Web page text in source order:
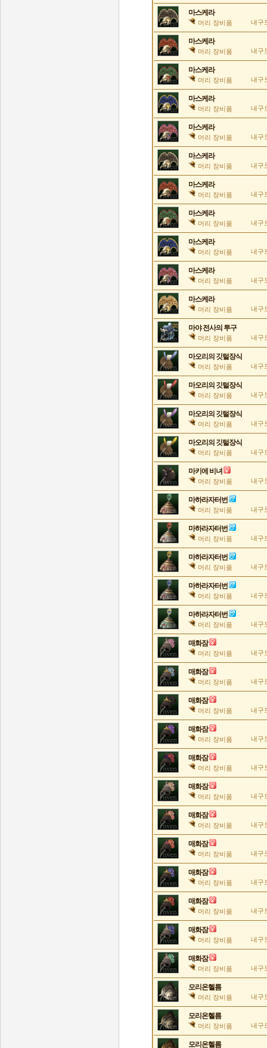
마스케라
머리 장비품 내구
마스케라
머리 장비품 내구
마스케라
머리 장비품 내구
마스케라
머리 장비품 내구
마스케라
머리 장비품 내구
마스케라
머리 장비품 내구
마스케라
머리 장비품 내구
마스케라
머리 장비품 내구
마스케라
머리 장비품 내구
마스케라
머리 장비품 내구
마스케라
머리 장비품 내구
마야 전사의 투구
머리 장비품 내구
마오리의 깃털장식
머리 장비품 내구
마오리의 깃털장식
머리 장비품 내구
마오리의 깃털장식
머리 장비품 내구
마오리의 깃털장식
머리 장비품 내구
마키에 비녀
머리 장비품 내구
마하라자터번
머리 장비품 내구
마하라자터번
머리 장비품 내구
마하라자터번
머리 장비품 내구
마하라자터번
머리 장비품 내구
마하라자터번
머리 장비품 내구
매화잠
머리 장비품 내구
매화잠
머리 장비품 내구
매화잠
머리 장비품 내구
매화잠
머리 장비품 내구
매화잠
머리 장비품 내구
매화잠
머리 장비품 내구
매화잠
머리 장비품 내구
매화잠
머리 장비품 내구
매화잠
머리 장비품 내구
매화잠
머리 장비품 내구
매화잠
머리 장비품 내구
매화잠
머리 장비품 내구
모리온헬름
머리 장비품 내구
모리온헬름
머리 장비품 내구
모리온헬름